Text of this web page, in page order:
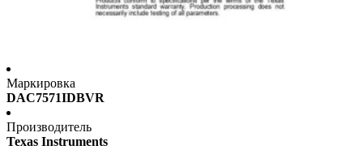
Маркировка
DAC7571IDBVR
Производитель
Texas Instruments